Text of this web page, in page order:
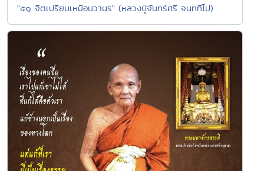
"๕๑ จิตเปรียบเหมือนวานร" (หลวงปู่จันทร์ศรี จนฺททีโป)